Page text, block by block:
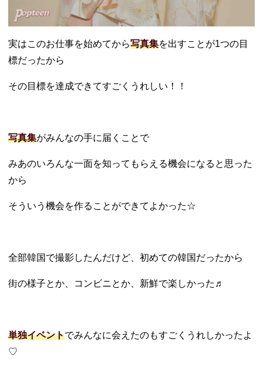
実はこのお仕事を始めてから写真集を出すことが1つの目
標だったから
その目標を達成できてすごくうれしい！！
写真集がみんなの手に届くことで
みあのいろんな一面を知ってもらえる機会になると思った
から
そういう機会を作ることができてよかった☆
全部韓国で撮影したんだけど、初めての韓国だったから
街の様子とか、コンビニとか、新鮮で楽しかった♬
単独イベントでみんなに会えたのもすごくうれしかったよ
♡